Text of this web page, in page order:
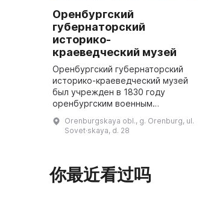
Оренбургский
губернаторский
историко-
краеведческий музей
Оренбургский губернаторский
историко-краеведческий музей
был учрежден в 1830 году
оренбургским военным
Целью создания музея было
сбор и накопление в одном
Orenburgskaya obl., g. Orenburg, ul.
Sovet·skaya, d. 28
你最近看过吗